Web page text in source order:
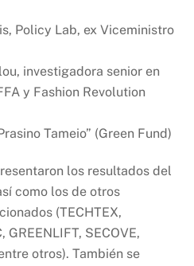
Policy Lab, ex Viceministro
investigadora senior en
y Fashion Revolution
Tameio” (Green Fund)
los resultados del
como los de otros
(TECHTEX,
GREENLIFT, SECOVE,
otros). También se